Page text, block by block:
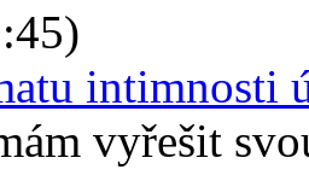
intimnosti
vyřešit